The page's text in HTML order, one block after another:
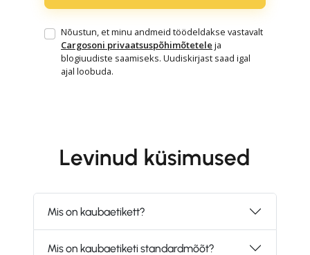
Nõustun, et minu andmeid töödeldakse vastavalt
Cargosoni privaatsuspõhimõtetele ja
blogiuudiste saamiseks. Uudiskirjast saad igal
ajal loobuda.
Levinud küsimused
Mis on kaubaetikett?
Mis on kaubaetiketi standardmõõt?